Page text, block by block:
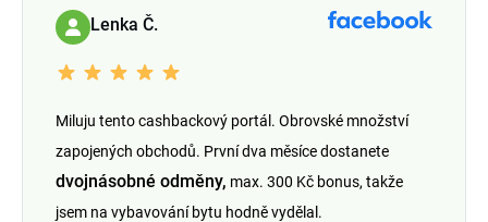
Lenka Č.
Miluju tento cashbackový portál. Obrovské množství
zapojených obchodů. První dva měsíce dostanete
dvojnásobné odměny, max. 300 Kč bonus, takže
jsem na vybavování bytu hodně vydělal.